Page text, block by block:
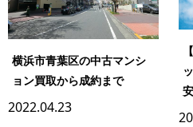
横浜市青葉区の中古マンシ
ョン買取から成約まで
2022.04.23